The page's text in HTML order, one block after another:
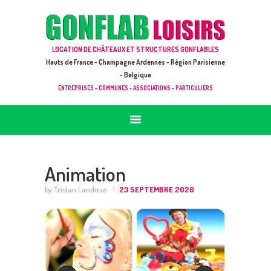
LOCATION DE CHÂTEAUX ET STRUCTURES GONFLABLES
Hauts de France - Champagne Ardennes - Région Parisienne
- Belgique
ENTREPRISES - COMMUNES - ASSOCIATIONS - PARTICULIERS
GONFLAB LOISIRS
ACCUEIL
JEUX À LOUER & PRESTATIONS
CATALOGUE / TARIF
DEMANDE DE DEVIS (SOUS 24H)
Animation
by Tristan Landouzi 23 SEPTEMBRE 2020